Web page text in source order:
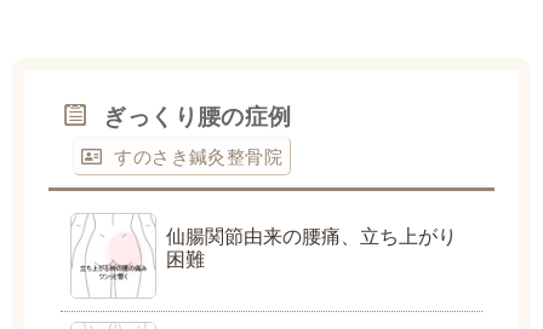
ぎっくり腰の症例
すのさき鍼灸整骨院
仙腸関節由来の腰痛、立ち上がり
困難